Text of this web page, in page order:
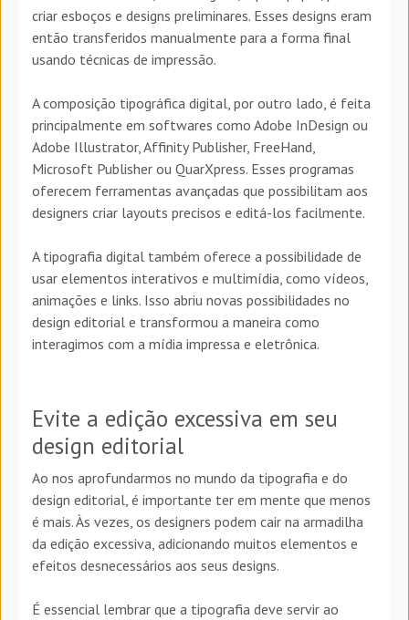
criar esboços e designs preliminares. Esses designs eram
então transferidos manualmente para a forma final
usando técnicas de impressão.
A composição tipográfica digital, por outro lado, é feita
principalmente em softwares como Adobe InDesign ou
Adobe Illustrator, Affinity Publisher, FreeHand,
Microsoft Publisher ou QuarXpress. Esses programas
oferecem ferramentas avançadas que possibilitam aos
designers criar layouts precisos e editá-los facilmente.
A tipografia digital também oferece a possibilidade de
usar elementos interativos e multimídia, como vídeos,
animações e links. Isso abriu novas possibilidades no
design editorial e transformou a maneira como
interagimos com a mídia impressa e eletrônica.
Evite a edição excessiva em seu
design editorial
Ao nos aprofundarmos no mundo da tipografia e do
design editorial, é importante ter em mente que menos
é mais. Às vezes, os designers podem cair na armadilha
da edição excessiva, adicionando muitos elementos e
efeitos desnecessários aos seus designs.
É essencial lembrar que a tipografia deve servir ao